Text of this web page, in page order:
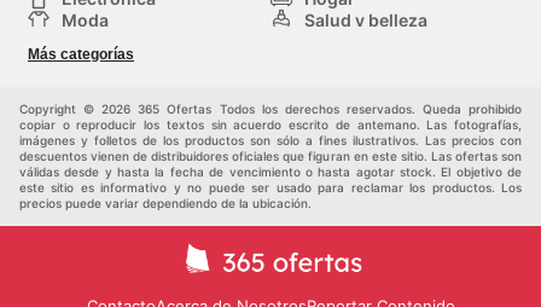
Moda
Salud y belleza
Deportes
Más categorías
Copyright © 2026 365 Ofertas Todos los derechos reservados. Queda prohibido
copiar o reproducir los textos sin acuerdo escrito de antemano. Las fotografías,
imágenes y folletos de los productos son sólo a fines ilustrativos. Las precios con
descuentos vienen de distribuidores oficiales que figuran en este sitio. Las ofertas son
válidas desde y hasta la fecha de vencimiento o hasta agotar stock. El objetivo de
este sitio es informativo y no puede ser usado para reclamar los productos. Los
precios puede variar dependiendo de la ubicación.